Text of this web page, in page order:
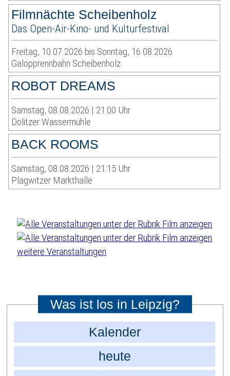
Filmnächte Scheibenholz
Das Open-Air-Kino- und Kulturfestival
Freitag, 10.07.2026 bis Sonntag, 16.08.2026
Galopprennbahn Scheibenholz
ROBOT DREAMS
Samstag, 08.08.2026 | 21:00 Uhr
Dölitzer Wassermühle
BACK ROOMS
Samstag, 08.08.2026 | 21:15 Uhr
Plagwitzer Markthalle
weitere Veranstaltungen
Was ist los in Leipzig?
Kalender
heute